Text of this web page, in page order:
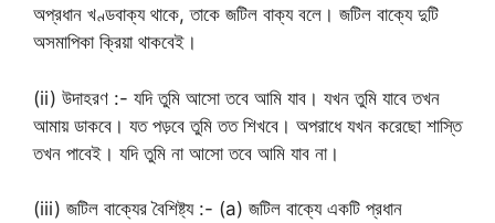
অপ্রধান খণ্ডবাক্য থাকে, তাকে জটিল বাক্য বলে। জটিল বাক্যে দুটি
অসমাপিকা ক্রিয়া থাকবেই।
(ii) উদাহরণ :- যদি তুমি আসো তবে আমি যাব। যখন তুমি যাবে তখন
আমায় ডাকবে। যত পড়বে তুমি তত শিখবে। অপরাধে যখন করেছো শাস্তি
তখন পাবেই। যদি তুমি না আসো তবে আমি যাব না।
(iii) জটিল বাক্যের বৈশিষ্ট্য :- (a) জটিল বাক্যে একটি প্রধান